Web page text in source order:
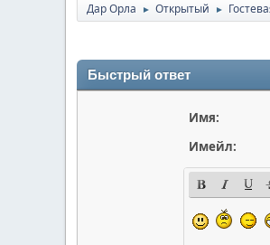
Дар Орла ► Открытый ►
Быстрый ответ
Имя:
Имейл: